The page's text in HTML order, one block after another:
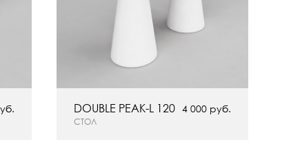
4 000 руб.
СТОЛ
DOUBLE PEAK-L 120